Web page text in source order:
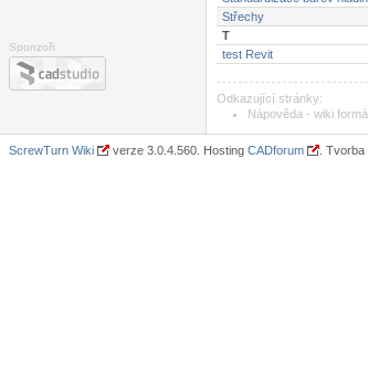
Sponzoři:
Střechy
T
test Revit
Odkazující stránky:
Nápověda - wiki
ScrewTurn Wiki verze 3.0.4.560. Hosting CADforum .